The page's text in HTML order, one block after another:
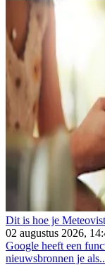
Dit is hoe je
02 augustus 2026,
Google heeft een
nieuwsbronnen je